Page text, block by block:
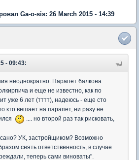
Ga-o-sis: 26 March 2015 - 14:39
- 09:43:
неоднократно. Парапет балкона
и еще не известно, как по
уже 6 лет (тттт), надеюсь - еще сто
кто вешает на парапет, ни разу не
.... но второй раз так рисковать,
УК, застройщиком? Возможно
снять ответственность, в случае
теперь сами виноваты".